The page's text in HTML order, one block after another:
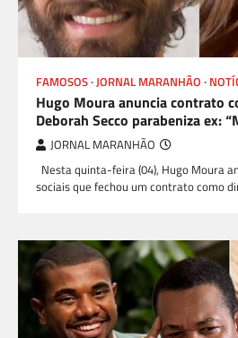
FAMOSOS JORNAL MARANHÃO
Hugo Moura anuncia contrato
Deborah Secco parabeniza ex:
JORNAL MARANHÃO
Nesta quinta-feira (04), Hugo Moura
sociais que fechou um contrato como